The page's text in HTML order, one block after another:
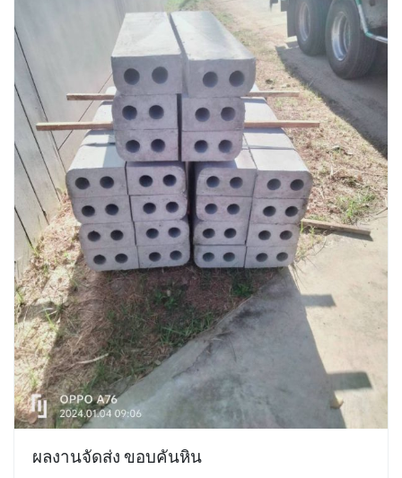
ผลงานจัดส่ง ขอบคันหิน